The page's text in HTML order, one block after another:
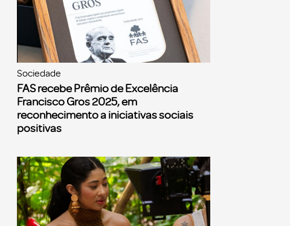
Sociedade
FAS recebe Prêmio de Excelência
Francisco Gros 2025, em
reconhecimento a iniciativas sociais
positivas